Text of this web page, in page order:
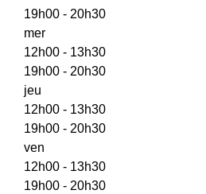
19h00 - 20h30
mer
12h00 - 13h30
19h00 - 20h30
jeu
12h00 - 13h30
19h00 - 20h30
ven
12h00 - 13h30
19h00 - 20h30